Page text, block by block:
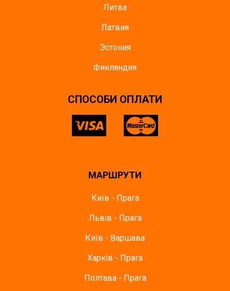
Литва
Латвия
Эстония
Финляндия
СПОСОБИ ОПЛАТИ
МАРШРУТИ
Київ - Прага
Львів - Прага
Київ - Варшава
Харків - Прага
Полтава - Прага